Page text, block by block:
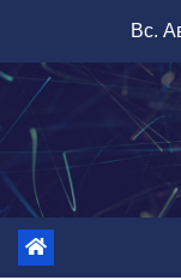
содержимому
Вс.